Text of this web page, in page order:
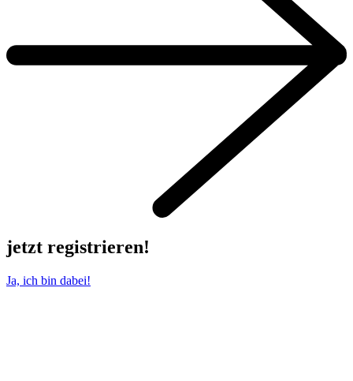
jetzt registrieren!
Ja, ich bin dabei!